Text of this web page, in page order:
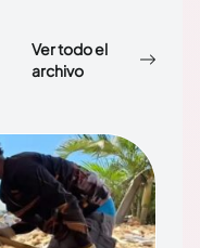
Ver todo el
archivo